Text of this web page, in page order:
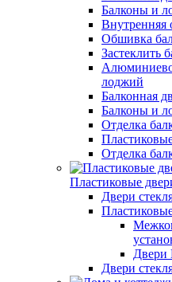
Балконы и
Внутренняя
Обшивка
Застеклить
лоджий
Балконная
Балконы и
Отделка
Отделка
Пластиковые
Двери
Двери
Двери